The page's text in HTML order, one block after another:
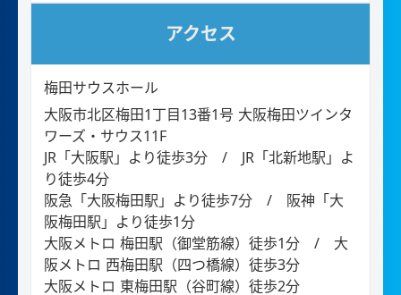
アクセス
梅田サウスホール
大阪市北区梅田1丁目13番1号 大阪梅田ツインタ
ワーズ・サウス11F
JR「大阪駅」より徒歩3分 / JR「北新地駅」よ
り徒歩4分
阪急「大阪梅田駅」より徒歩7分 / 阪神「大
阪梅田駅」より徒歩1分
大阪メトロ 梅田駅（御堂筋線）徒歩1分 / 大
阪メトロ 西梅田駅（四つ橋線）徒歩3分
大阪メトロ 東梅田駅（谷町線）徒歩2分